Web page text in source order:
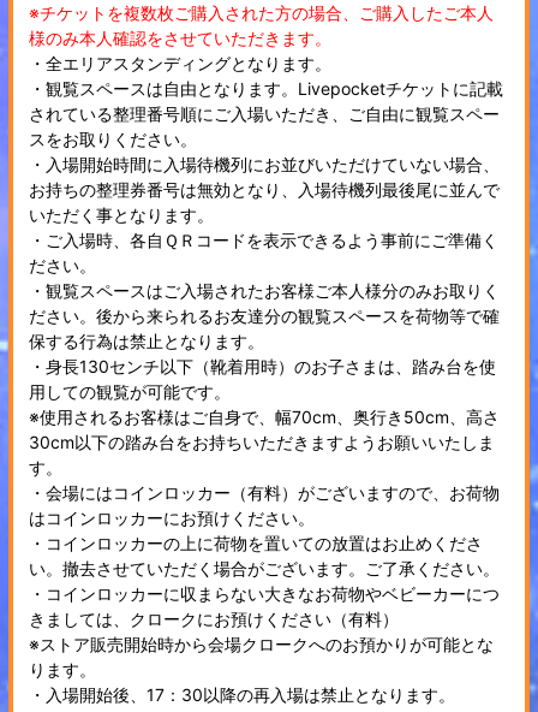
※チケットを複数枚ご購入された方の場合、ご購入したご本人
様のみ本人確認をさせていただきます。
・全エリアスタンディングとなります。
・観覧スペースは自由となります。Livepocketチケットに記載
されている整理番号順にご入場いただき、ご自由に観覧スペー
スをお取りください。
・入場開始時間に入場待機列にお並びいただけていない場合、
お持ちの整理券番号は無効となり、入場待機列最後尾に並んで
いただく事となります。
・ご入場時、各自ＱＲコードを表示できるよう事前にご準備く
ださい。
・観覧スペースはご入場されたお客様ご本人様分のみお取りく
ださい。後から来られるお友達分の観覧スペースを荷物等で確
保する行為は禁止となります。
・身長130センチ以下（靴着用時）のお子さまは、踏み台を使
用しての観覧が可能です。
※使用されるお客様はご自身で、幅70cm、奥行き50cm、高さ
30cm以下の踏み台をお持ちいただきますようお願いいたしま
す。
・会場にはコインロッカー（有料）がございますので、お荷物
はコインロッカーにお預けください。
・コインロッカーの上に荷物を置いての放置はお止めくださ
い。撤去させていただく場合がございます。ご了承ください。
・コインロッカーに収まらない大きなお荷物やベビーカーにつ
きましては、クロークにお預けください（有料）
※ストア販売開始時から会場クロークへのお預かりが可能とな
ります。
・入場開始後、17：30以降の再入場は禁止となります。